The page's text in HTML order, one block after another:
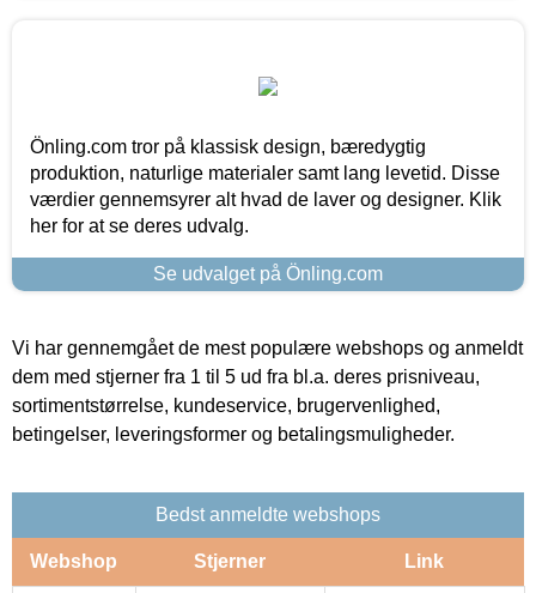
Önling.com tror på klassisk design, bæredygtig
produktion, naturlige materialer samt lang levetid. Disse
værdier gennemsyrer alt hvad de laver og designer. Klik
her for at se deres udvalg.
Se udvalget på Önling.com
Vi har gennemgået de mest populære webshops og anmeldt
dem med stjerner fra 1 til 5 ud fra bl.a. deres prisniveau,
sortimentstørrelse, kundeservice, brugervenlighed,
betingelser, leveringsformer og betalingsmuligheder.
Bedst anmeldte webshops
Webshop Stjerner Link